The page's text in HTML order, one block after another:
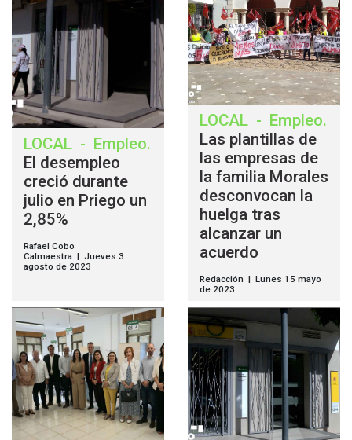
LOCAL - Empleo.
El desempleo
creció durante
julio en Priego un
2,85%
Rafael Cobo
Calmaestra | Jueves 3
agosto de 2023
LOCAL - Empleo.
Las plantillas de
las empresas de
la familia Morales
desconvocan la
huelga tras
alcanzar un
acuerdo
Redacción | Lunes 15 mayo
de 2023